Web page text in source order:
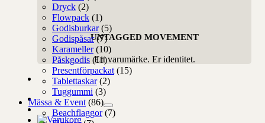
UNTAGGED MOVEMENT
Ert varumärke. Er identitet.
Dryck (2)
Flowpack (1)
Godisburkar (5)
Godispåsar (7)
Karameller (10)
Påskgodis (11)
Presentförpackat (15)
Tablettaskar (2)
Tuggummi (3)
Mässa & Event (86)
Beachflaggor (7)